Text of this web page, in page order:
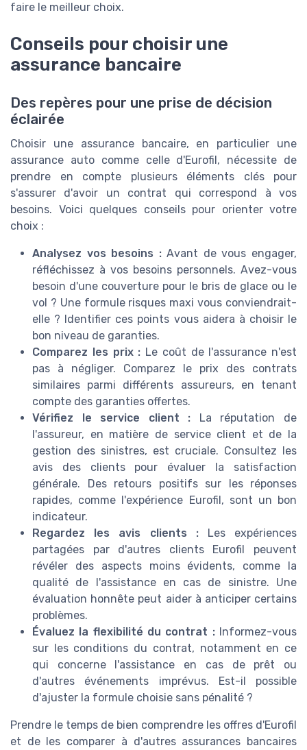
faire le meilleur choix.
Conseils pour choisir une
assurance bancaire
Des repères pour une prise de décision
éclairée
Choisir une assurance bancaire, en particulier une
assurance auto comme celle d'Eurofil, nécessite de
prendre en compte plusieurs éléments clés pour
s'assurer d'avoir un contrat qui correspond à vos
besoins. Voici quelques conseils pour orienter votre
choix :
Analysez vos besoins :Avant de vous engager,
réfléchissez à vos besoins personnels. Avez-vous
besoin d'une couverture pour le bris de glace ou le
vol ? Une formule risques maxi vous conviendrait-
elle ? Identifier ces points vous aidera à choisir le
bon niveau de garanties.
Comparez les prix : Le coût de l'assurance n'est
pas à négliger. Comparez le prix des contrats
similaires parmi différents assureurs, en tenant
compte des garanties offertes.
Vérifiez le service client : La réputation de
l'assureur, en matière de service client et de la
gestion des sinistres, est cruciale. Consultez les
avis des clients pour évaluer la satisfaction
générale. Des retours positifs sur les réponses
rapides, comme l'expérience Eurofil, sont un bon
indicateur.
Regardez les avis clients :Les expériences
partagées par d'autres clients Eurofil peuvent
révéler des aspects moins évidents, comme la
qualité de l'assistance en cas de sinistre. Une
évaluation honnête peut aider à anticiper certains
problèmes.
Évaluez la flexibilité du contrat :Informez-vous
sur les conditions du contrat, notamment en ce
qui concerne l'assistance en cas de prêt ou
d'autres événements imprévus. Est-il possible
d'ajuster la formule choisie sans pénalité ?
Prendre le temps de bien comprendre les offres d'Eurofil
et de les comparer à d'autres assurances bancaires